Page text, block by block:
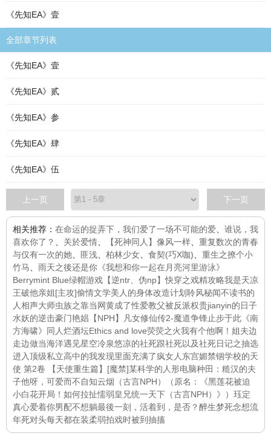
《先知EA》壹
全部章节列表
《先知EA》壹
《先知EA》贰
《先知EA》参
《先知EA》肆
《先知EA》伍
上一页 下一页
相关推荐： 在命运的捉弄下，我们爱了一场不可能的爱
谁说，我
喜欢你了？
关於爱情 【死神同人】像风一样
重复数次的青春
与仅有一次的她
匪浅 柏林少女 食契(巧X咖)
重生之撩个小
竹马
雨天之後还是你 《我想和你一起在月亮河里游泳》
Berrymint Blue绿帽游戏【逆ntr、伪np】快穿之戏精攻略我是天凉
王破他亲姐[主攻]偷情文学美人的身体改造计划聆风秘闻不读书的
人相声大师虫族之靠当网黄成了性爱教父被反派权贵jianyin的日子
水妖的逆击豪门艳娼【NPH】 凡女修仙传2-魔道争锋 止步于此 《南
方海啸》同人烂酒坛Ethics and love荧荧之火我有个他啊！姐夫边
走边做当海洋遇见星空冷泉悠凉的社死跟社死以及社死日记之抽选
进入顶级私立高中的我发现里面充满了疯女人 东宫媚禁锢学校的天
使 第2卷 【天使重生篇】 [魔禁]某科学的人形电脑种田：糙汉的夫
子他呀，可爱而不自知云烟（古言NPH）（原名：《黑莲花被迫
小白花开局！如何拉扯懦弱皇兄统一天下（古言NPH）》） 珏定
真心爱着你男配不想躺最後一刻，活着到，是否？醉生梦死念想流
年死对头每天都在装柔弱拍戏时被到抽搐